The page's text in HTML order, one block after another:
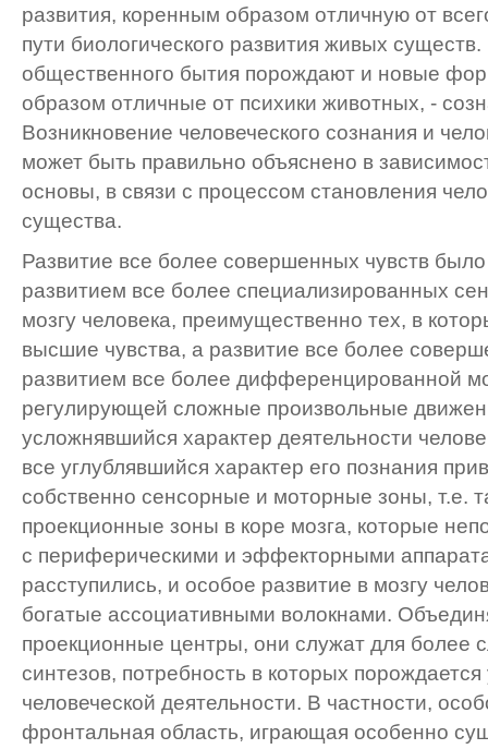
развития, коренным образом отличную от
пути биологического развития живых
общественного бытия порождают и новые
образом отличные от психики животных, -
Возникновение человеческого сознания и
может быть правильно объяснено в
основы, в связи с процессом становления
существа.
Развитие все более совершенных чувств
развитием все более специализированных
мозгу человека, преимущественно тех, в
высшие чувства, а развитие все более
развитием все более дифференцированной
регулирующей сложные произвольные
усложнявшийся характер деятельности
все углублявшийся характер его познания
собственно сенсорные и моторные зоны, т.е.
проекционные зоны в коре мозга, которые
с периферическими и эффекторными
расступились, и особое развитие в мозгу
богатые ассоциативными волокнами.
проекционные центры, они служат для более
синтезов, потребность в которых
человеческой деятельности. В частности,
фронтальная область, играющая особенно